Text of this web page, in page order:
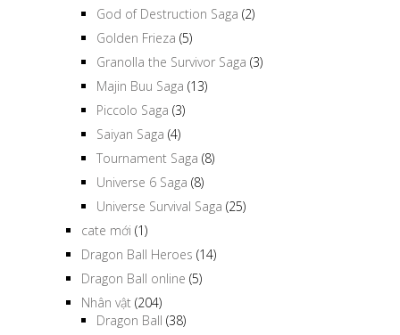
God of Destruction Saga (2)
Golden Frieza (5)
Granolla the Survivor Saga (3)
Majin Buu Saga (13)
Piccolo Saga (3)
Saiyan Saga (4)
Tournament Saga (8)
Universe 6 Saga (8)
Universe Survival Saga (25)
cate mới (1)
Dragon Ball Heroes (14)
Dragon Ball online (5)
Nhân vật (204)
Dragon Ball (38)